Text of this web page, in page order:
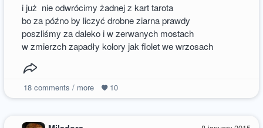
i już nie odwrócimy żadnej z kart tarota
bo za późno by liczyć drobne ziarna prawdy
poszliśmy za daleko i w zerwanych mostach
w zmierzch zapadły kolory jak fiolet we wrzosach
18comments / more 10